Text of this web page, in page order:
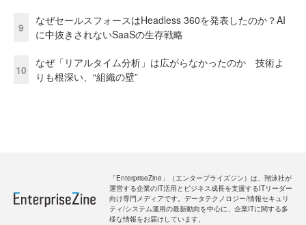
9
なぜセールスフォースはHeadless 360を発表したのか？AI
に中抜きされないSaaSの生存戦略
10
なぜ「リアルタイム分析」は広がらなかったのか 技術よ
りも根深い、“組織の壁”
「EnterpriseZine」（エンタープライズジン）は、翔泳社が
運営する企業のIT活用とビジネス成長を支援するITリーダー
向け専門メディアです。データテクノロジー/情報セキュリ
ティ/システム運用の最新動向を中心に、企業ITに関する多
様な情報をお届けしています。